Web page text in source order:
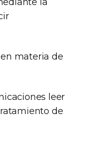
materia de
leer
de